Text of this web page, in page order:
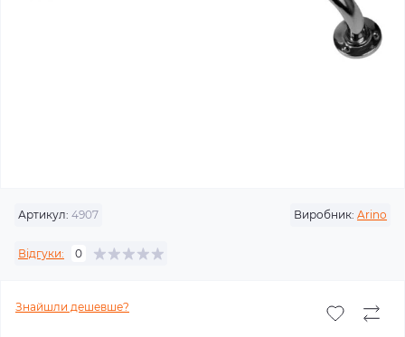
Артикул: 4907 Виробник: Arino
Відгуки: 0
Знайшли дешевше?